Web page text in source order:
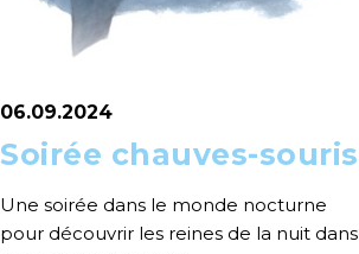
06.09.2024
Soirée chauves-souris
Une soirée dans le monde nocturne
pour découvrir les reines de la nuit dans